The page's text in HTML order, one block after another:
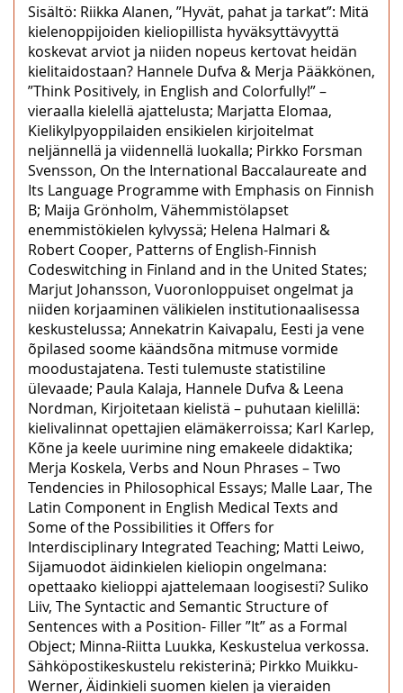
Sisältö: Riikka Alanen, ”Hyvät, pahat ja tarkat”: Mitä
kielenoppijoiden kieliopillista hyväksyttävyyttä
koskevat arviot ja niiden nopeus kertovat heidän
kielitaidostaan? Hannele Dufva & Merja Pääkkönen,
”Think Positively, in English and Colorfully!” –
vieraalla kielellä ajattelusta; Marjatta Elomaa,
Kielikylpyoppilaiden ensikielen kirjoitelmat
neljännellä ja viidennellä luokalla; Pirkko Forsman
Svensson, On the International Baccalaureate and
Its Language Programme with Emphasis on Finnish
B; Maija Grönholm, Vähemmistölapset
enemmistökielen kylvyssä; Helena Halmari &
Robert Cooper, Patterns of English-Finnish
Codeswitching in Finland and in the United States;
Marjut Johansson, Vuoronloppuiset ongelmat ja
niiden korjaaminen välikielen institutionaalisessa
keskustelussa; Annekatrin Kaivapalu, Eesti ja vene
õpilased soome käändsõna mitmuse vormide
moodustajatena. Testi tulemuste statistiline
ülevaade; Paula Kalaja, Hannele Dufva & Leena
Nordman, Kirjoitetaan kielistä – puhutaan kielillä:
kielivalinnat opettajien elämäkerroissa; Karl Karlep,
Kõne ja keele uurimine ning emakeele didaktika;
Merja Koskela, Verbs and Noun Phrases – Two
Tendencies in Philosophical Essays; Malle Laar, The
Latin Component in English Medical Texts and
Some of the Possibilities it Offers for
Interdisciplinary Integrated Teaching; Matti Leiwo,
Sijamuodot äidinkielen kieliopin ongelmana:
opettaako kielioppi ajattelemaan loogisesti? Suliko
Liiv, The Syntactic and Semantic Structure of
Sentences with a Position- Filler ”It” as a Formal
Object; Minna-Riitta Luukka, Keskustelua verkossa.
Sähköpostikeskustelu rekisterinä; Pirkko Muikku-
Werner, Äidinkieli suomen kielen ja vieraiden